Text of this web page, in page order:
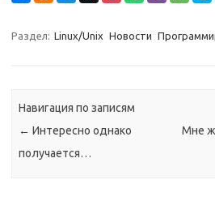
Раздел: Linux/Unix Новости
Навигация по записям
← Интересно однако
получается…
Мне